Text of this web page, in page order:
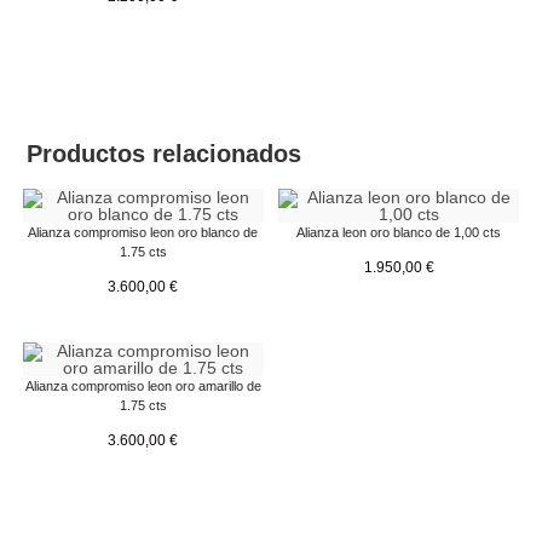
Productos relacionados
Alianza compromiso leon oro blanco de
1.75 cts
3.600,00€
Alianza leon oro blanco de 1,00 cts
1.950,00 €
Alianza compromiso leon oro amarillo de
1.75 cts
3.600,00€